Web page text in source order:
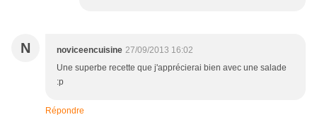
N noviceencuisine 27/09/2013 16:02
Une superbe recette que j'apprécierai bien avec une salade
:p
Répondre